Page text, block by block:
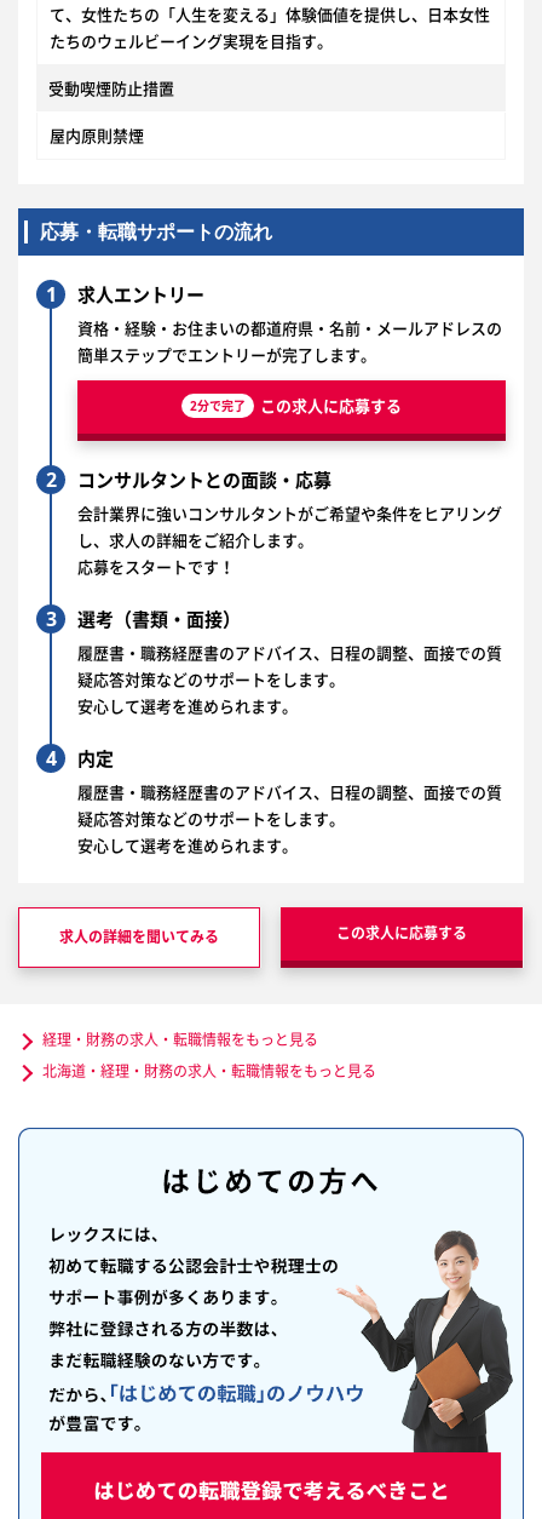
て、女性たちの「人生を変える」体験価値を提供し、日本女性
たちのウェルビーイング実現を目指す。
受動喫煙防止措置
屋内原則禁煙
応募・転職サポートの流れ
1 求人エントリー
資格・経験・お住まいの都道府県・名前・メールアドレスの
簡単ステップでエントリーが完了します。
2分で完了 この求人に応募する
2 コンサルタントとの面談・応募
会計業界に強いコンサルタントがご希望や条件をヒアリング
し、求人の詳細をご紹介します。
応募をスタートです！
3 選考（書類・面接）
履歴書・職務経歴書のアドバイス、日程の調整、面接での質
疑応答対策などのサポートをします。
安心して選考を進められます。
4 内定
履歴書・職務経歴書のアドバイス、日程の調整、面接での質
疑応答対策などのサポートをします。
安心して選考を進められます。
求人の詳細を聞いてみる この求人に応募する
経理・財務の求人・転職情報をもっと見る
北海道・経理・財務の求人・転職情報をもっと見る